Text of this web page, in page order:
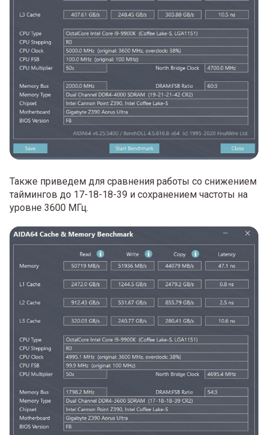
Также приведем для сравнения работы со снижением
таймингов до 17-18-18-39 и сохранением частоты на
уровне 3600 МГц.